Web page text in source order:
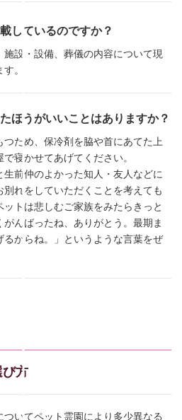
しているのですか？
設・設備、葬儀の内容について現
。
ほうがいいことはありますか？
ため、保冷剤を脇や首にあてた上
寝かせてあげてください。
前仲のよかった知人・友人などに
れをしていただくことを考えても
トは悲しむご家族をみたらきっと
んばったね、ありがとう。最期ま
からね。」というような言葉をぜ
び方
いてペット霊園により多少異なる